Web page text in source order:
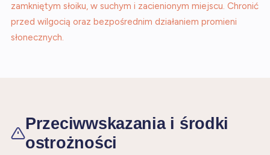
zamkniętym słoiku, w suchym i zacienionym miejscu. Chronić
przed wilgocią oraz bezpośrednim działaniem promieni
słonecznych.
Przeciwwskazania i środki
ostrożności